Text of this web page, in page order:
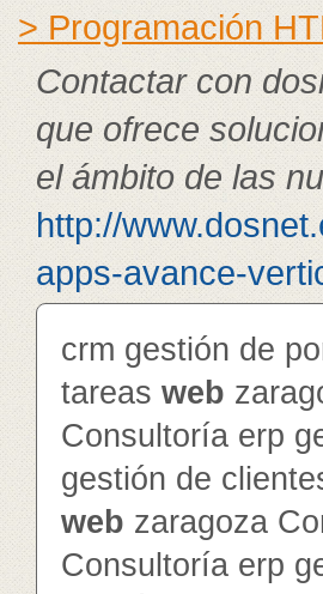
> Programación
Contactar con
que ofrece
el ámbito de las
http://
apps-avance-
crm gestión de
tareas web
Consultoría erp
gestión de
web zaragoza
Consultoría erp